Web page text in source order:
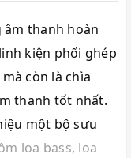
thanh hoàn
kiện phối ghép
còn là chìa
thanh tốt nhất.
một bộ sưu
loa bass, loa